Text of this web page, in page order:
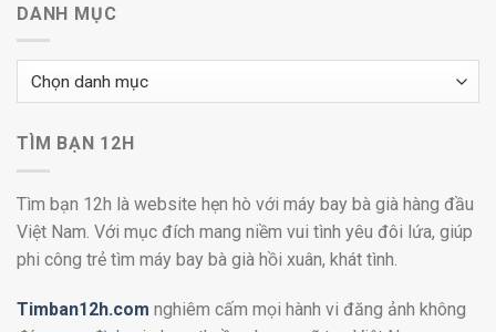
DANH MỤC
Danh
TÌM BẠN 12H
Tìm bạn 12h là website hẹn hò với máy bay bà già hàng đầu
Việt Nam. Với mục đích mang niềm vui tình yêu đôi lứa, giúp
phi công trẻ tìm máy bay bà già hồi xuân, khát tình.
Timban12h.com nghiêm cấm mọi hành vi đăng ảnh không